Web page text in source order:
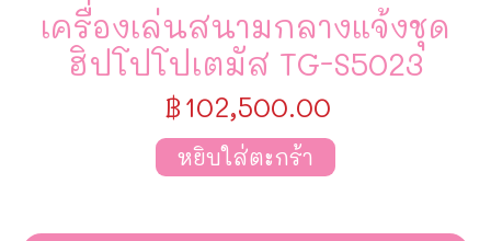
เครื่องเล่นสนามกลางแจ้งชุด
ฮิปโปโปเตมัส TG-S5023
฿102,500.00
หยิบใส่ตะกร้า